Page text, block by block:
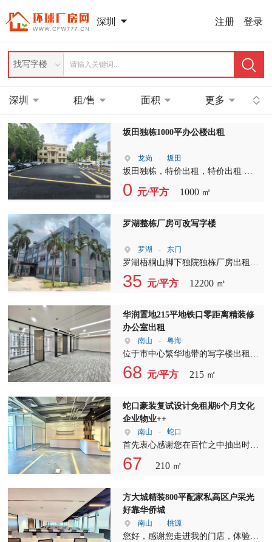
深圳 登录
注册
找写字楼
深圳 租/售 面积 更多
坂田独栋1000平办公楼出租
龙岗 - 坂田
坂田独栋，特价出租，特价出租 坂
田独栋、坂田独栋、地铁口步行900
米 全新独栋1-3层，实际面积1000平
0 元/平方 1000 ㎡
罗湖整栋厂房可改写字楼
罗湖 - 东门
罗湖梧桐山脚下独院独栋厂房出租
12200平，可做会所、月子中心、幼
儿园等，地面三层，一楼4.7米高，
同，有需要的Call我，欢迎合作带
客。
35 元/平方 12200 ㎡
华润置地215平地铁口零距离精装修
办公室出租
南山 - 粤海
位于市中心繁华地带的写字楼出租，
现推出2+1格局精装修办公室招租。
这里交通便利，周边配套设施齐全，
供的写字楼出租空间，设计独特，布
局合理，充分满足不同企业的办公需
求。2+1格局的设计，既保证了空间
的宽敞，又兼顾了功能分区，让您的
办公环境更加舒适。 选择我们的写
字楼招租，您将享受到以下优势：
地铁站点近在咫尺，让您轻松出行。
配套齐全：周边餐饮、购物、娱乐设
施一应俱全，满足您的生活和工作需
求。 安全可靠：24小时安保巡逻，
68 元/平方 215 ㎡
蛇口豪装复试设计免租期6个月文化
企业物业++
南山 - 蛇口
首先衷心感谢您在百忙之中抽出时间
浏览我的房源页面。在这里，我诚挚
地希望我的专业服务能够帮助您找到
生根发芽，一路生意兴隆。 自踏入
深圳租售服务行业以来，我一直秉持
着真诚和专业的态度。我所提供的图
片和视频，都是我本人及团队亲自实
67 210 ㎡
方大城精装800平配家私高区户采光
好靠华侨城
南山 - 桃源
您好，感谢您走进我的门店，体验我